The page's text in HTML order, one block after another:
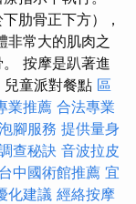
肋骨正下方），
非常大的肌肉之
按摩是趴著進
童派對餐點 區
業推薦 合法專業
腳服務 提供量身
查秘訣 音波拉皮
台中國術館推薦 宜
化建議 經絡按摩